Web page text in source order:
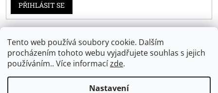
Tento web používá soubory cookie. Dalším
procházením tohoto webu vyjadřujete souhlas s jejich
používáním.. Více informacízde.
Nastavení
PŘIHLÁSIT SE
Záruka spokojenosti
Vytvořil Shoptet